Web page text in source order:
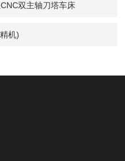
双主轴刀塔车床
机)